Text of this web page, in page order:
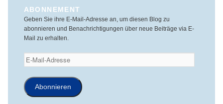
ABONNEMENT
Geben Sie ihre E-Mail-Adresse an, um diesen Blog zu
abonnieren und Benachrichtigungen über neue Beiträge via E-
Mail zu erhalten.
E-
Mail-
Adresse
Abonnieren